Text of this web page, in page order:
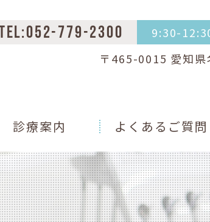
TEL:052-779-2300
9:30-
〒465-0015 愛知
診療案内 よくあるご質問